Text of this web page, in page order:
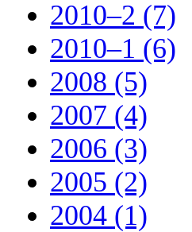
2010–2 (7)
2010–1 (6)
2008 (5)
2007 (4)
2006 (3)
2005 (2)
2004 (1)